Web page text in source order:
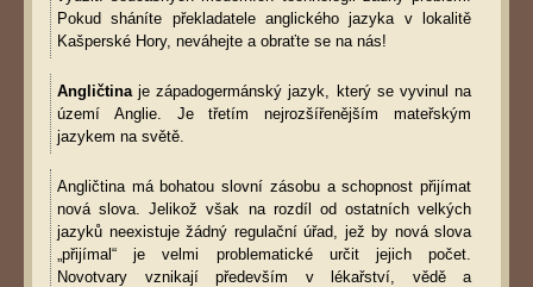
Pokud sháníte překladatele anglického jazyka v lokalitě
Kašperské Hory, neváhejte a obraťte se na nás!
Angličtina je západogermánský jazyk, který se vyvinul na
území Anglie. Je třetím nejrozšířenějším mateřským
jazykem na světě.
Angličtina má bohatou slovní zásobu a schopnost přijímat
nová slova. Jelikož však na rozdíl od ostatních velkých
jazyků neexistuje žádný regulační úřad, jež by nová slova
„přijímal“ je velmi problematické určit jejich počet.
Novotvary vznikají především v lékařství, vědě a